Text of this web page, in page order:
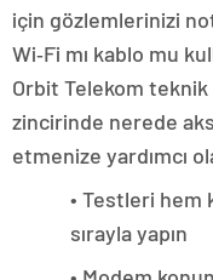
için gözlemlerinizi
Wi‑Fi mı kablo mu
Orbit Telekom
zincirinde nerede
etmenize yardımcı
• Testleri hem
sırayla yapın